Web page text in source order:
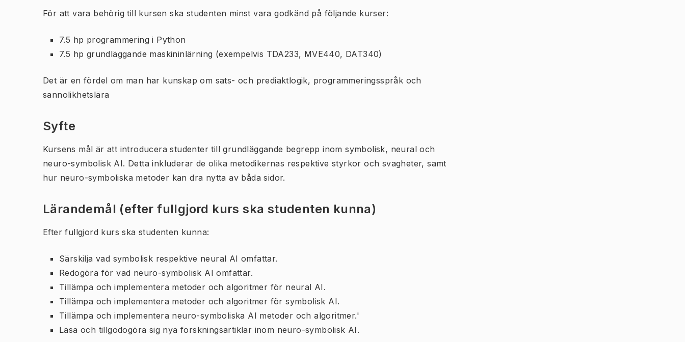
För att vara behörig till kursen ska studenten minst vara godkänd på följande kurser:
7.5 hp programmering i Python
7.5 hp grundläggande maskininlärning (exempelvis TDA233, MVE440, DAT340)
Det är en fördel om man har kunskap om sats- och prediaktlogik, programmeringsspråk och
sannolikhetslära
Syfte
Kursens mål är att introducera studenter till grundläggande begrepp inom symbolisk, neural och
neuro-symbolisk AI. Detta inkluderar de olika metodikernas respektive styrkor och svagheter, samt
hur neuro-symboliska metoder kan dra nytta av båda sidor.
Lärandemål (efter fullgjord kurs ska studenten kunna)
Efter fullgjord kurs ska studenten kunna:
Särskilja vad symbolisk respektive neural AI omfattar.
Redogöra för vad neuro-symbolisk AI omfattar.
Tillämpa och implementera metoder och algoritmer för neural AI.
Tillämpa och implementera metoder och algoritmer för symbolisk AI.
Tillämpa och implementera neuro-symboliska AI metoder och algoritmer.'
Läsa och tillgodogöra sig nya forskningsartiklar inom neuro-symbolisk AI.